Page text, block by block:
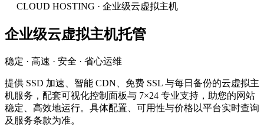
CLOUD HOSTING · 企业级云虚拟主机
企业级云虚拟主机托管
稳定 · 高速 · 安全 · 省心运维
提供 SSD 加速、智能 CDN、免费 SSL 与每日备份的云虚拟主
机服务，配套可视化控制面板与 7×24 专业支持，助您的网站
稳定、高效地运行。具体配置、可用性与价格以平台实时查询
及服务条款为准。